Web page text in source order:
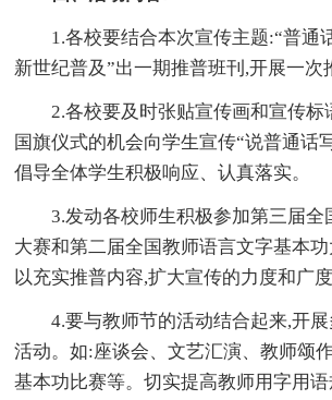
1.各校要结合本次宣传主题:“普
新世纪普及”出一期推普班刊,开展一次
2.各校要及时张贴宣传画和宣传标
国旗仪式的机会向学生宣传“说普通话
倡导全体学生积极响应、认真落实。
3.发动各校师生积极参加第三届全
大赛和第二届全国教师语言文字基本
以充实推普内容,扩大宣传的力度和广度
4.要与教师节的活动结合起来,开
活动。如:座谈会、文艺汇演、教师颂
基本功比赛等。切实提高教师用字用语